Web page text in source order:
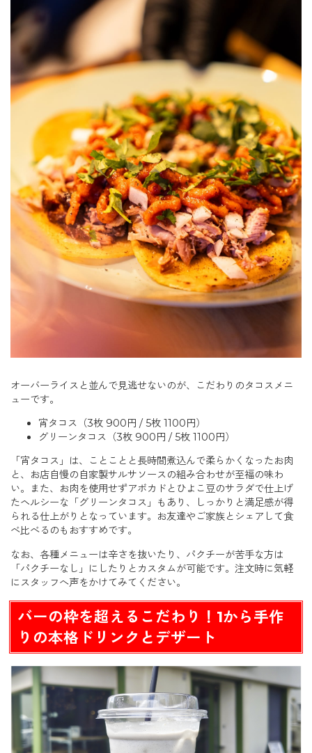
オーバーライスと並んで見逃せないのが、こだわりのタコスメニ
ューです。
宵タコス（3枚 900円 / 5枚 1100円）
グリーンタコス（3枚 900円 / 5枚 1100円）
「宵タコス」は、ことことと長時間煮込んで柔らかくなったお肉
と、お店自慢の自家製サルサソースの組み合わせが至福の味わ
い。また、お肉を使用せずアボカドとひよこ豆のサラダで仕上げ
たヘルシーな「グリーンタコス」もあり、しっかりと満足感が得
られる仕上がりとなっています。お友達やご家族とシェアして食
べ比べるのもおすすめです。
なお、各種メニューは辛さを抜いたり、パクチーが苦手な方は
「パクチーなし」にしたりとカスタムが可能です。注文時に気軽
にスタッフへ声をかけてみてください。
バーの枠を超えるこだわり！1から手作
りの本格ドリンクとデザート